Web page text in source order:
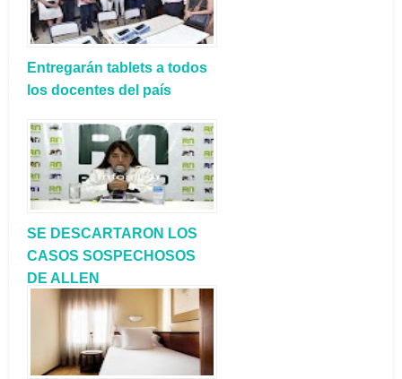
Entregarán tablets a todos
los docentes del país
SE DESCARTARON LOS
CASOS SOSPECHOSOS
DE ALLEN